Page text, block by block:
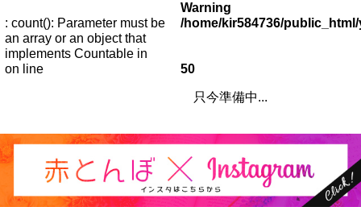
Warning
: count(): Parameter must be
an array or an object that
implements Countable in
/home/kir584736/
on line 50
只今準備中...